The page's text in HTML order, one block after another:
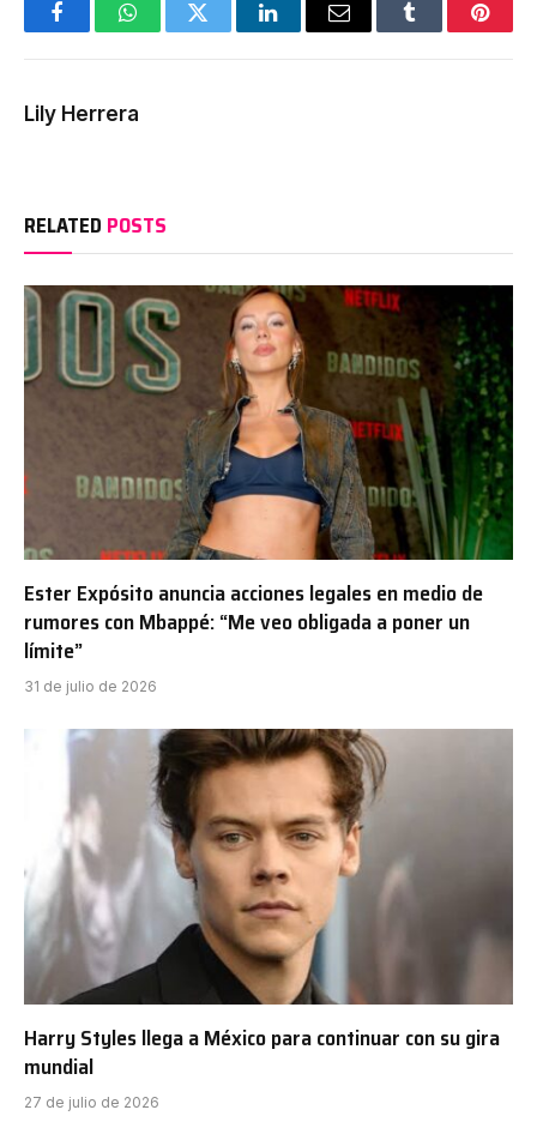
FacebookWhatsAppTwitter LinkedInEmail Tumblr
Lily Herrera
RELATED POSTS
Ester Expósito anuncia acciones legales en medio de
rumores con Mbappé: “Me veo obligada a poner un
límite”
31 de julio de 2026
Harry Styles llega a México para continuar con su gira
mundial
27 de julio de 2026